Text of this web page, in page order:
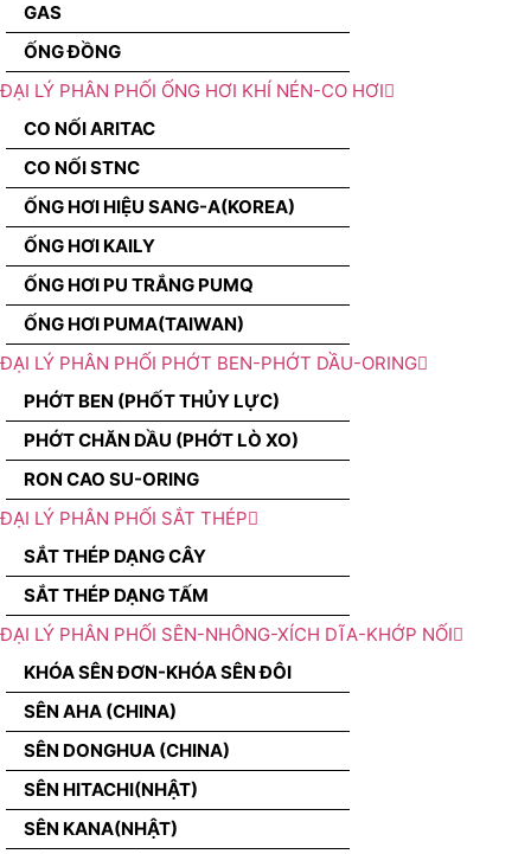
GAS
ỐNG ĐỒNG
ĐẠI LÝ PHÂN PHỐI ỐNG HƠI KHÍ NÉN-CO HƠI
CO NỐI ARITAC
CO NỐI STNC
ỐNG HƠI HIỆU SANG-A(KOREA)
ỐNG HƠI KAILY
ỐNG HƠI PU TRẮNG PUMQ
ỐNG HƠI PUMA(TAIWAN)
ĐẠI LÝ PHÂN PHỐI PHỚT BEN-PHỚT DẦU-ORING
PHỚT BEN (PHỐT THỦY LỰC)
PHỚT CHĂN DẦU (PHỚT LÒ XO)
RON CAO SU-ORING
ĐẠI LÝ PHÂN PHỐI SẮT THÉP
SẮT THÉP DẠNG CÂY
SẮT THÉP DẠNG TẤM
ĐẠI LÝ PHÂN PHỐI SÊN-NHÔNG-XÍCH DĨA-KHỚP NỐI
KHÓA SÊN ĐƠN-KHÓA SÊN ĐÔI
SÊN AHA (CHINA)
SÊN DONGHUA (CHINA)
SÊN HITACHI(NHẬT)
SÊN KANA(NHẬT)